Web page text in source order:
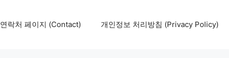
연락처 페이지 (Contact) 개인정보 처리방침 (Privacy Policy)